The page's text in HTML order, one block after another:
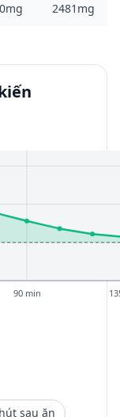
2481mg
90 min
sau ăn